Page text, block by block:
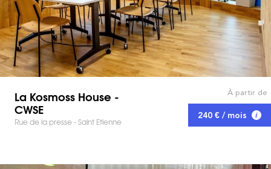
La Kosmoss House -
CWSE
Rue de la presse - Saint Etienne
À partir de
240 € / mois